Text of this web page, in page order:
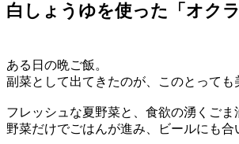
白しょうゆを使った「オク
ある日の晩ご飯。
副菜として出てきたのが、このとっても
フレッシュな夏野菜と、食欲の湧くご
野菜だけでごはんが進み、ビールにも合